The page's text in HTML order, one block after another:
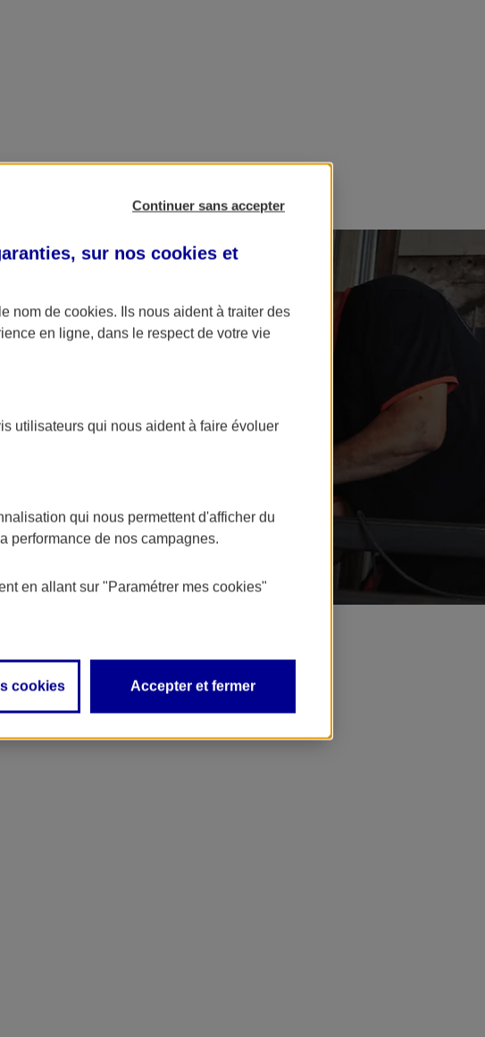
Continuer sans accepter
sur nos cookies et
nom de cookies. Ils nous aident à traiter des
en ligne, dans le respect de votre vie
utilisateurs qui nous aident à faire évoluer
qui nous permettent d'afficher du
performance de nos campagnes.
en allant sur "Paramétrer mes cookies"
cookies Accepter et fermer